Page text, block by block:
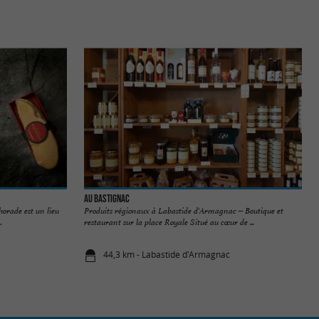
est un lieu
Au Bastignac
Produits régionaux à Labastide d'Armagnac – Boutique et
restaurant sur la place Royale Situé au cœur de ...
44,3 km - Labastide d'Armagnac